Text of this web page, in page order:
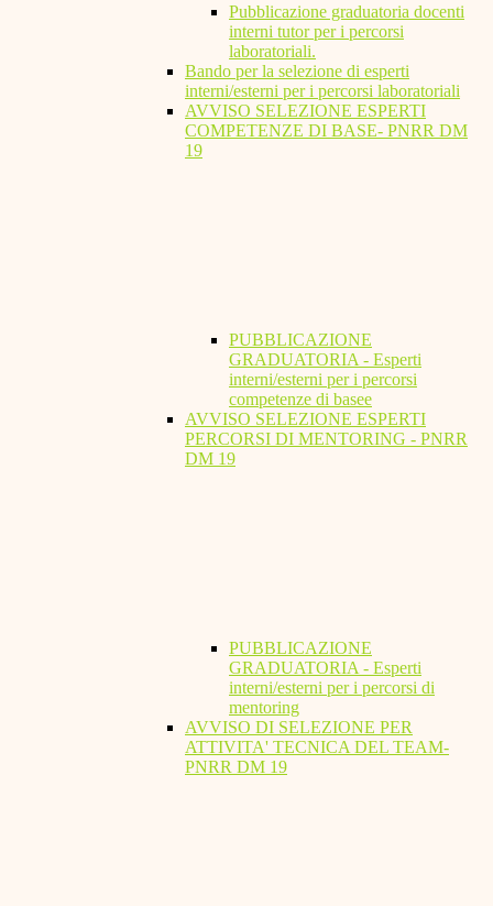
Pubblicazione graduatoria docenti
interni tutor per i percorsi
laboratoriali.
Bando per la selezione di esperti
interni/esterni per i percorsi laboratoriali
AVVISO SELEZIONE ESPERTI
COMPETENZE DI BASE- PNRR DM
19
PUBBLICAZIONE
GRADUATORIA - Esperti
interni/esterni per i percorsi
competenze di basee
AVVISO SELEZIONE ESPERTI
PERCORSI DI MENTORING - PNRR
DM 19
PUBBLICAZIONE
GRADUATORIA - Esperti
interni/esterni per i percorsi di
mentoring
AVVISO DI SELEZIONE PER
ATTIVITA' TECNICA DEL TEAM-
PNRR DM 19